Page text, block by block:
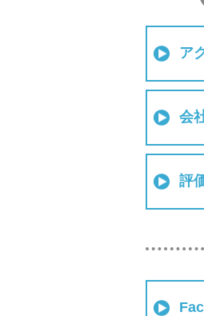
ア
会
評